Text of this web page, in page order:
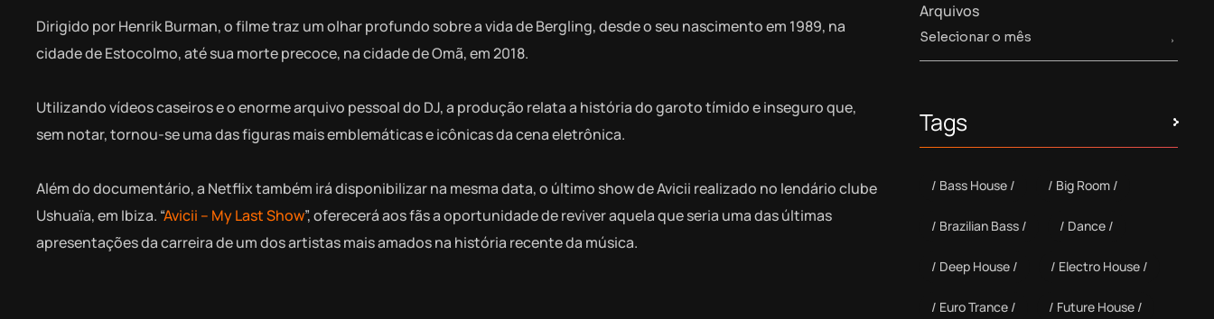
Dirigido por Henrik Burman, o filme traz um olhar profundo sobre a vida de Bergling, desde o seu nascimento em 1989, na
cidade de Estocolmo, até sua morte precoce, na cidade de Omã, em 2018.
Utilizando vídeos caseiros e o enorme arquivo pessoal do DJ, a produção relata a história do garoto tímido e inseguro que,
sem notar, tornou-se uma das figuras mais emblemáticas e icônicas da cena eletrônica.
Além do documentário, a Netflix também irá disponibilizar na mesma data, o último show de Avicii realizado no lendário clube
Ushuaïa, em Ibiza. “Avicii – My Last Show”, oferecerá aos fãs a oportunidade de reviver aquela que seria uma das últimas
apresentações da carreira de um dos artistas mais amados na história recente da música.
Arquivos
Tags
Bass House Big Room
Brazilian Bass Dance
Deep House Electro House
Euro Trance Future House